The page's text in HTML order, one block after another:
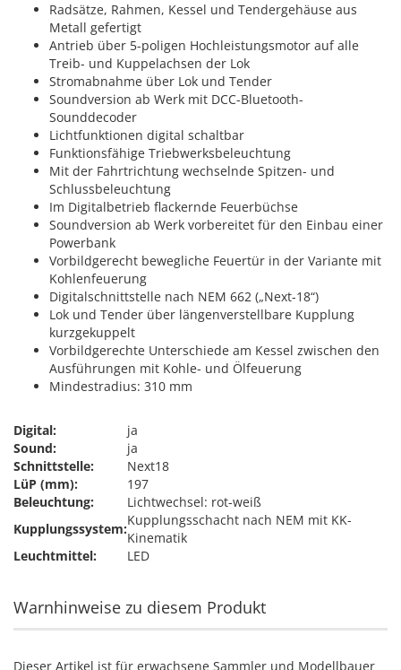
Radsätze, Rahmen, Kessel und Tendergehäuse aus
Metall gefertigt
Antrieb über 5-poligen Hochleistungsmotor auf alle
Treib- und Kuppelachsen der Lok
Stromabnahme über Lok und Tender
Soundversion ab Werk mit DCC-Bluetooth-
Sounddecoder
Lichtfunktionen digital schaltbar
Funktionsfähige Triebwerksbeleuchtung
Mit der Fahrtrichtung wechselnde Spitzen- und
Schlussbeleuchtung
Im Digitalbetrieb flackernde Feuerbüchse
Soundversion ab Werk vorbereitet für den Einbau einer
Powerbank
Vorbildgerecht bewegliche Feuertür in der Variante mit
Kohlenfeuerung
Digitalschnittstelle nach NEM 662 („Next-18“)
Lok und Tender über längenverstellbare Kupplung
kurzgekuppelt
Vorbildgerechte Unterschiede am Kessel zwischen den
Ausführungen mit Kohle- und Ölfeuerung
Mindestradius: 310 mm
Digital:
ja
Sound:
ja
Schnittstelle:
Next18
LüP (mm):
197
Beleuchtung:
Lichtwechsel: rot-weiß
Kupplungssystem:
Kupplungsschacht nach NEM mit KK-
Kinematik
Leuchtmittel:
LED
Warnhinweise zu diesem Produkt
Dieser Artikel ist für erwachsene Sammler und Modellbauer